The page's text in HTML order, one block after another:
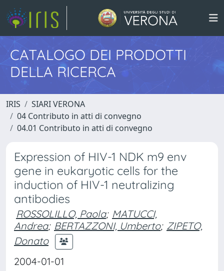
CATALOGO DEI PRODOTTI
DELLA RICERCA
IRIS
SIARI VERONA
04 Contributo in atti di convegno
04.01 Contributo in atti di convegno
Expression of HIV-1 NDK m9 env
gene in eukaryotic cells for the
induction of HIV-1 neutralizing
antibodies
ROSSOLILLO, Paola; MATUCCI,
Andrea; BERTAZZONI, Umberto; ZIPETO,
Donato
2004-01-01